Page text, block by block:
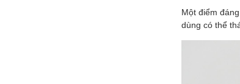
Một điểm
dùng có thể